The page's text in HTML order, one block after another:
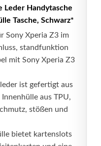
Leder Handytasche
Tasche, Schwarz*
Sony Xperia Z3 im
standfunktion
mit Sony Xperia Z3
ist gefertigt aus
aus TPU,
stößen und
bietet kartenslots